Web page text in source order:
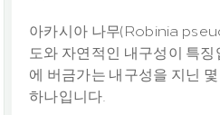
아카시아 나무(Robinia
도와 자연적인 내구성이 특
에 버금가는 내구성을 지닌
하나입니다.